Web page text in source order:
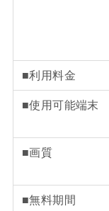
■利用料金
■使用可能端末
■画質
■無料期間